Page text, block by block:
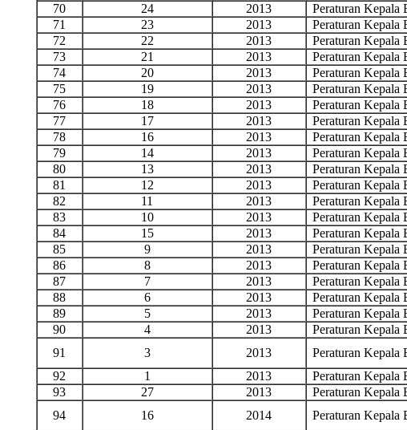
70
24 2013 Peraturan Kepala
71
23 2013 Peraturan Kepala
72
22 2013 Peraturan Kepala
73
21 2013 Peraturan Kepala
74
20 2013 Peraturan Kepala
75
19 2013 Peraturan Kepala
76
18 2013 Peraturan Kepala
77
17 2013 Peraturan Kepala
78
16 2013 Peraturan Kepala
79
14 2013 Peraturan Kepala
80
13 2013 Peraturan Kepala
81
12 2013 Peraturan Kepala
82
11 2013 Peraturan Kepala
83
10 2013 Peraturan Kepala
84
15 2013 Peraturan Kepala
85
9 2013 Peraturan Kepala
86
8 2013 Peraturan Kepala
87
7 2013 Peraturan Kepala
88
6 2013 Peraturan Kepala
89
5 2013 Peraturan Kepala
90
4 2013 Peraturan Kepala
91
3 2013 Peraturan Kepala
92
1 2013 Peraturan Kepala
93
27 2013 Peraturan Kepala
94
16 2014 Peraturan Kepala